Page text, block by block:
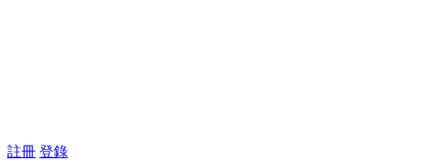
註冊 登錄